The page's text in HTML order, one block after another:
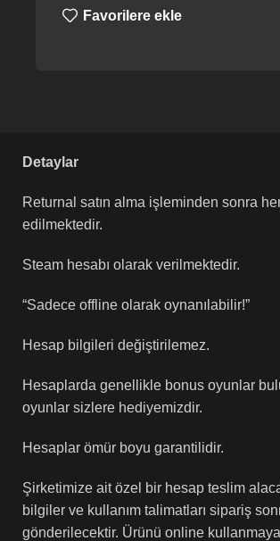
Favorilere ekle
Detaylar
Returnal satın alma işleminden sonra
edilmektedir.
Steam hesabı olarak verilmektedir.
“Sadece offline olarak oynanılabilir!”
Hesap bilgileri değiştirilemez.
Hesaplarda genellikle bonus oyunlar
oyunlar sizlere hediyemizdir.
Hesaplar ömür boyu garantilidir.
Şirketimize ait özel bir hesap teslim
bilgiler ve kullanım talimatları sipariş
gönderilecektir. Ürünü online